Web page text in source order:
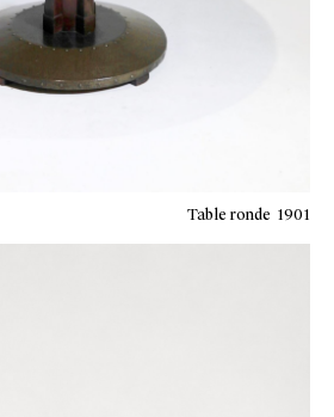
Table ronde 1901